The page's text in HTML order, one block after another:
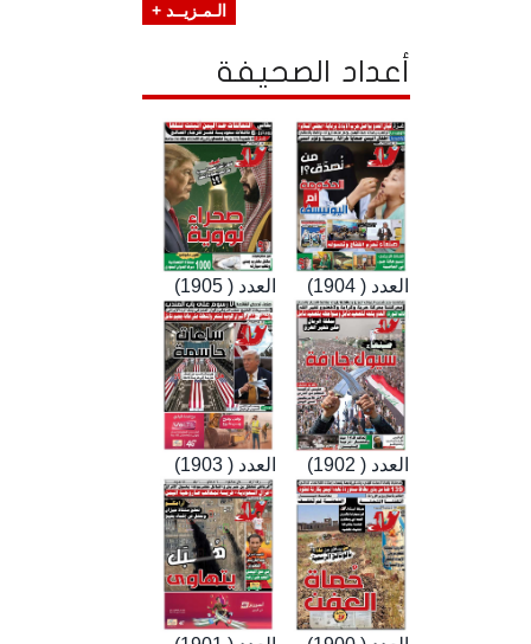
الـمـزيــد +
أعداد الصحيفة
العدد ( 1905) العدد ( 1904)
العدد ( 1903) العدد ( 1902)